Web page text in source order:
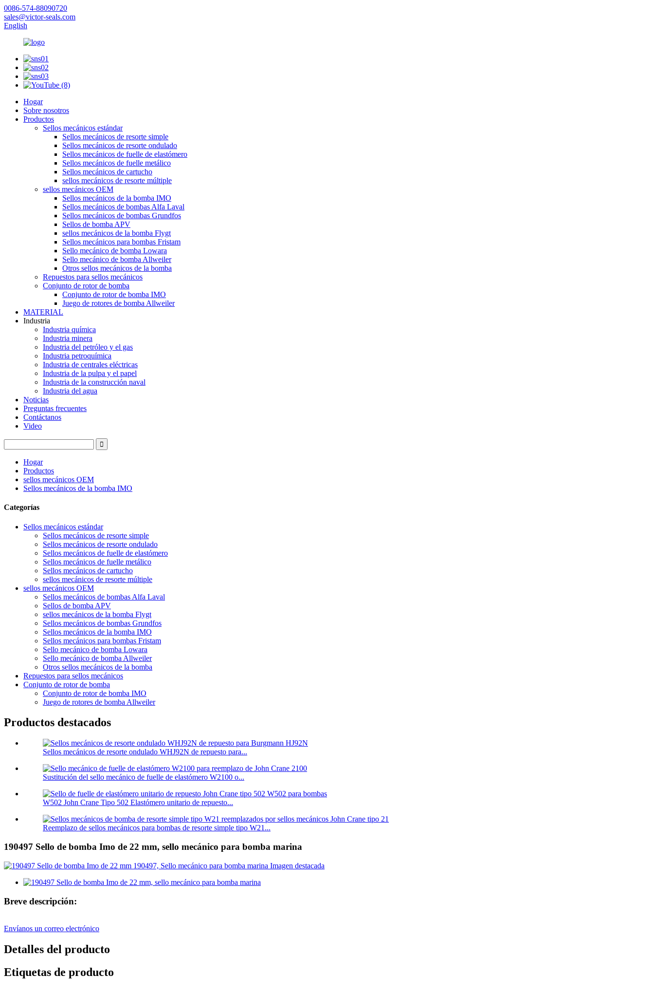
0086-574-88090720
sales@victor-seals.com
English
Hogar
Sobre nosotros
Productos
Sellos mecánicos estándar
Sellos mecánicos de resorte simple
Sellos mecánicos de resorte ondulado
Sellos mecánicos de fuelle de elastómero
Sellos mecánicos de fuelle metálico
Sellos mecánicos de cartucho
sellos mecánicos de resorte múltiple
sellos mecánicos OEM
Sellos mecánicos de la bomba IMO
Sellos mecánicos de bombas Alfa Laval
Sellos mecánicos de bombas Grundfos
Sellos de bomba APV
sellos mecánicos de la bomba Flygt
Sellos mecánicos para bombas Fristam
Sello mecánico de bomba Lowara
Sello mecánico de bomba Allweiler
Otros sellos mecánicos de la bomba
Repuestos para sellos mecánicos
Conjunto de rotor de bomba
Conjunto de rotor de bomba IMO
Juego de rotores de bomba Allweiler
MATERIAL
Industria
Industria química
Industria minera
Industria del petróleo y el gas
Industria petroquímica
Industria de centrales eléctricas
Industria de la pulpa y el papel
Industria de la construcción naval
Industria del agua
Noticias
Preguntas frecuentes
Contáctanos
Video
Hogar
Productos
sellos mecánicos OEM
Sellos mecánicos de la bomba IMO
Categorías
Sellos mecánicos estándar
Sellos mecánicos de resorte simple
Sellos mecánicos de resorte ondulado
Sellos mecánicos de fuelle de elastómero
Sellos mecánicos de fuelle metálico
Sellos mecánicos de cartucho
sellos mecánicos de resorte múltiple
sellos mecánicos OEM
Sellos mecánicos de bombas Alfa Laval
Sellos de bomba APV
sellos mecánicos de la bomba Flygt
Sellos mecánicos de bombas Grundfos
Sellos mecánicos de la bomba IMO
Sellos mecánicos para bombas Fristam
Sello mecánico de bomba Lowara
Sello mecánico de bomba Allweiler
Otros sellos mecánicos de la bomba
Repuestos para sellos mecánicos
Conjunto de rotor de bomba
Conjunto de rotor de bomba IMO
Juego de rotores de bomba Allweiler
Productos destacados
Sellos mecánicos de resorte ondulado WHJ92N de repuesto para...
Sustitución del sello mecánico de fuelle de elastómero W2100 o...
W502 John Crane Tipo 502 Elastómero unitario de repuesto...
Reemplazo de sellos mecánicos para bombas de resorte simple tipo W21...
190497 Sello de bomba Imo de 22 mm, sello mecánico para bomba marina
Breve descripción:
Envíanos un correo electrónico
Detalles del producto
Etiquetas de producto